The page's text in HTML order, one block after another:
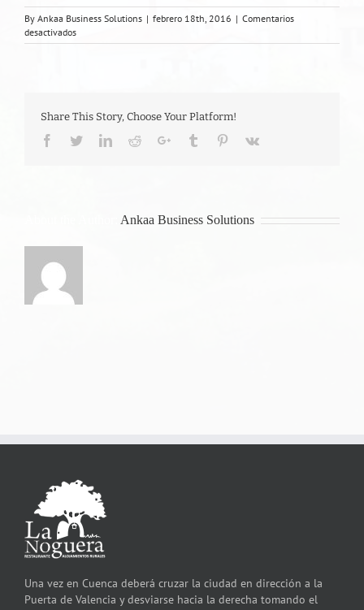
By Ankaa Business Solutions | febrero 18th, 2016 | Comentarios
desactivadosen
Pluma
Share This Story, Choose Your Platform!
Facebook
TwitterLinkedIn
RedditGoogle+Tumblr Pinterest
Vk
Ankaa Business Solutions
Una vez en Cuenca deberá cruzar la ciudad en dirección a la
Puerta de Valencia y desviarse hacia la derecha tomando el